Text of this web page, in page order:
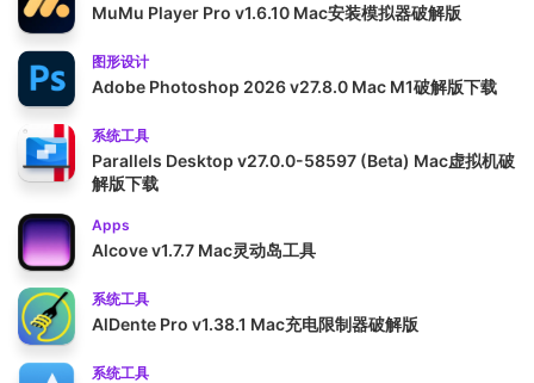
MuMu Player Pro v1.6.10 Mac安装模拟器破解版
图形设计
Adobe Photoshop 2026 v27.8.0 Mac M1破解版下载
系统工具
Parallels Desktop v27.0.0-58597 (Beta) Mac虚拟机破
解版下载
Apps
Alcove v1.7.7 Mac灵动岛工具
系统工具
AlDente Pro v1.38.1 Mac充电限制器破解版
系统工具